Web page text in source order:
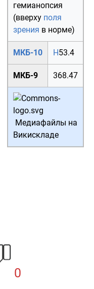
гемианопсия
(вверху поля
зрения в норме)
МКБ-10 H53.4
МКБ-9 368.47
Медиафайлы на
Викискладе
0